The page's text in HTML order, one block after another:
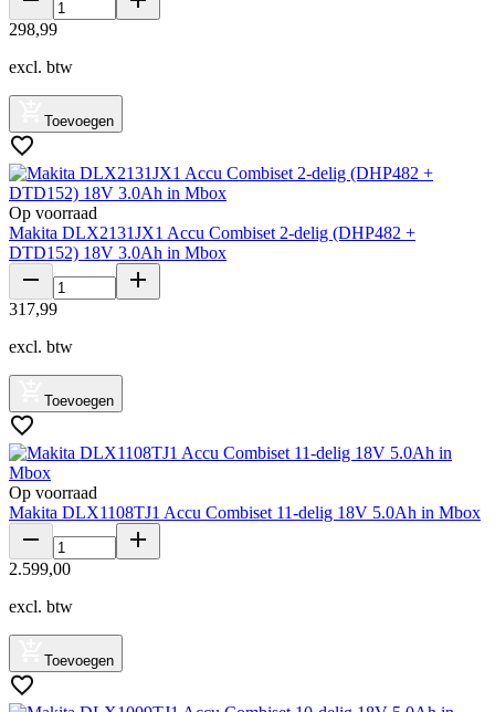
298,99
excl. btw
Toevoegen
Op voorraad
Makita DLX2131JX1 Accu Combiset 2-delig (DHP482 +
DTD152) 18V 3.0Ah in Mbox
317,99
excl. btw
Toevoegen
Op voorraad
Makita DLX1108TJ1 Accu Combiset 11-delig 18V 5.0Ah in Mbox
2.599,00
excl. btw
Toevoegen